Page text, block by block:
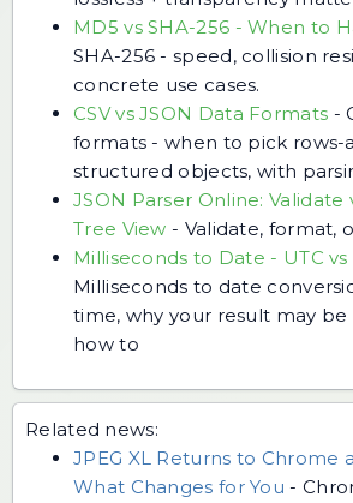
MD5 vs SHA-256 - When to
SHA-256 - speed, collision
concrete use cases.
CSV vs JSON Data Formats -
formats - when to pick rows-
structured objects, with
JSON Parser Online: Validate
Tree View - Validate, format,
Milliseconds to Date - UTC
Milliseconds to date
time, why your result may be
how to
Related news:
JPEG XL Returns to Chrome
What Changes for You -